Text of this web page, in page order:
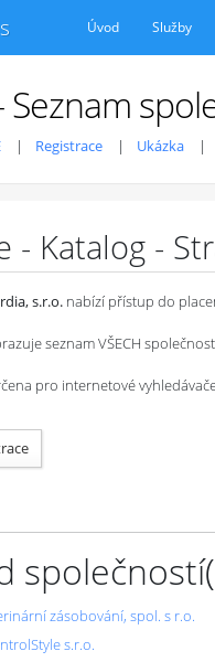
Úvod Služby
Seznam
Registrace Ukázka
- Katalog -
s.r.o. nabízí přístup do
seznam VŠECH
pro internetové
společností
zásobování, spol. s r.o.
s.r.o.